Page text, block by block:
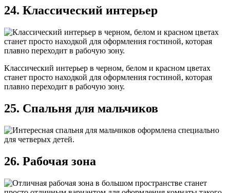
24. Классический интерьер
Классический интерьер в черном, белом и красном цветах
станет просто находкой для оформления гостиной, которая
плавно переходит в рабочую зону.
25. Спальня для мальчиков
26. Рабочая зона